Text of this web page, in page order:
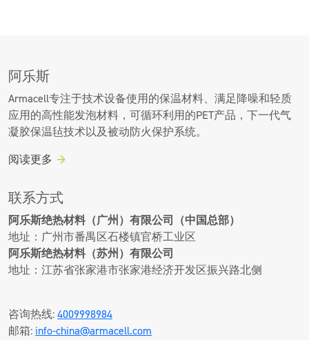
阿乐斯
Armacell专注于技术设备使用的保温材料、满足降噪和轻质
应用的高性能发泡材料，可循环利用的PET产品，下一代气
凝胶保温毡技术以及被动防火保护系统。
阅读更多
联系方式
阿乐斯绝热材料（广州）有限公司（中国总部）
地址：广州市番禺区石楼镇官桥工业区
阿乐斯绝热材料（苏州）有限公司
地址：江苏省张家港市张家港经济开发区振兴路北侧
咨询热线: 4009998984
邮箱: info-china@armacell.com